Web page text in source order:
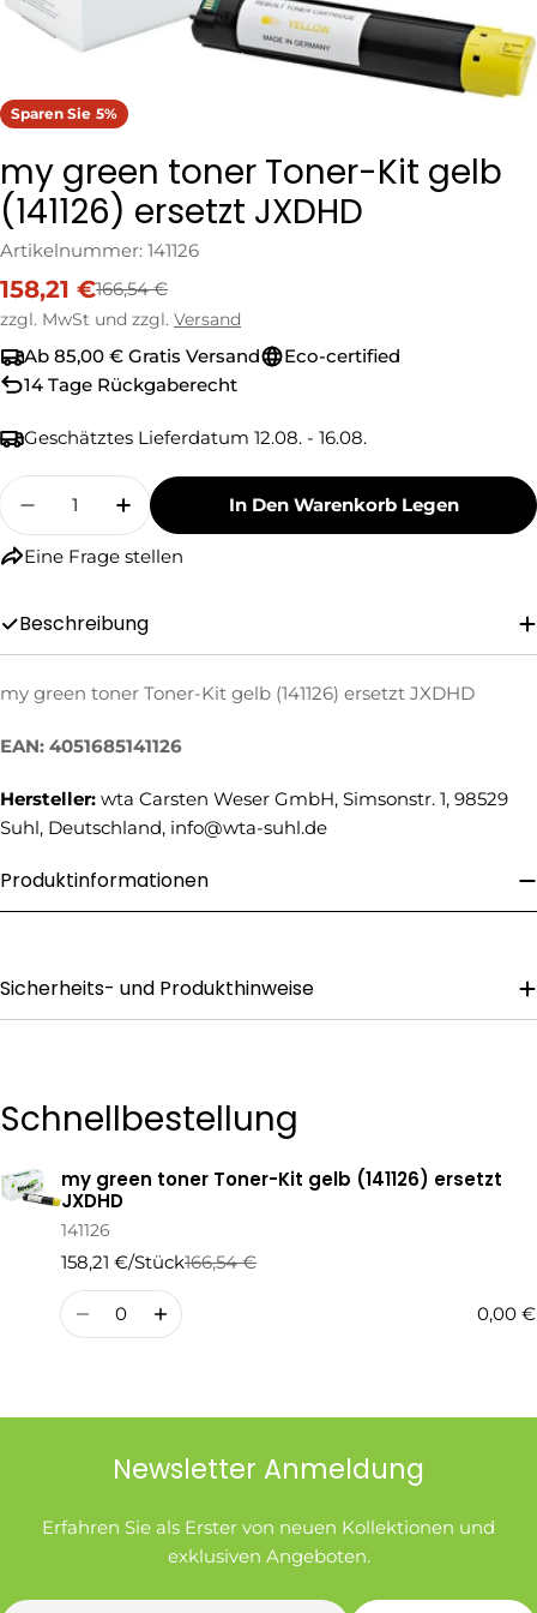
Sparen Sie 5%
my green toner Toner-Kit gelb
(141126) ersetzt JXDHD
Artikelnummer: 141126
Verkaufspreis
158,21 €
Regulärer
Preis
166,54 €
zzgl. MwSt und zzgl. Versand
Ab 85,00 € Gratis Versand
Eco-certified
14 Tage Rückgaberecht
Geschätztes Lieferdatum 12.08. - 16.08.
Menge
Menge Für My Green Toner Toner-Kit Gelb
Menge Für My Green Toner Toner-
In Den Warenkorb Legen
Eine Frage stellen
Name
E-
Ihre
Beschreibung
my green toner Toner-Kit gelb (141126) ersetzt JXDHD
EAN: 4051685141126
Hersteller: wta Carsten Weser GmbH, Simsonstr. 1, 98529
Suhl, Deutschland, info@wta-suhl.de
Produktinformationen
Sicherheits- und Produkthinweise
Schnellbestellung
Ihr
Warenkorb
my green toner Toner-Kit gelb (141126) ersetzt
JXDHD
141126
158,21 €/Stück
Regulärer
Preis
166,54 €
Verkaufspreis
Menge
0,00 €
Newsletter Anmeldung
Erfahren Sie als Erster von neuen Kollektionen und
exklusiven Angeboten.